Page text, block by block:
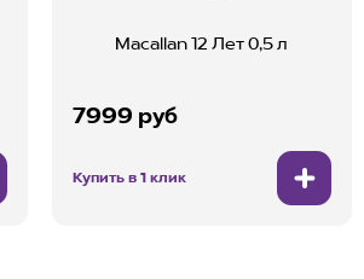
Macallan 12 Лет 0,5 л
7999 руб
Купить в 1 клик